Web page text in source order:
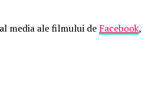
media ale filmului de Facebook,